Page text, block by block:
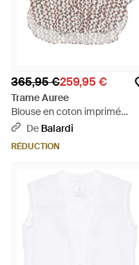
365,95 €259,95 €
Trame Auree
Blouse en coton imprimé
Trame Aurée - Blanc
De Balardi
RÉDUCTION